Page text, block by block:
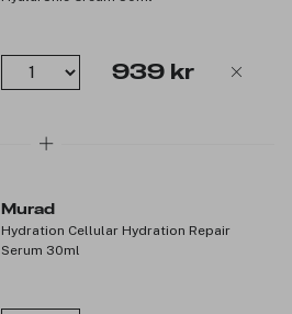
hud på cellenivå.
3 & 6) tilfører næring og styrker
og langvarig fukt.
tørr og sensitiv hud.
939 kr
Murad
Hydration Cellular Hydration Repair
Serum 30ml